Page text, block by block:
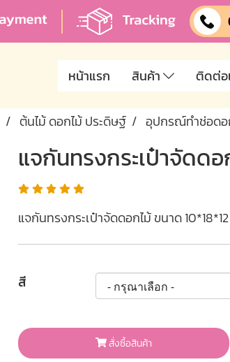
หน้าแรก สินค้า ติดต่อ
ต้นไม้ ดอกไม้ ประดิษฐ์ อุปกรณ์ทำช่อดอ
แจกันทรงกระเป๋าจัดดอ
แจกันทรงกระเป๋าจัดดอกไม้ ขนาด
สี
สั่งซื้อสินค้า